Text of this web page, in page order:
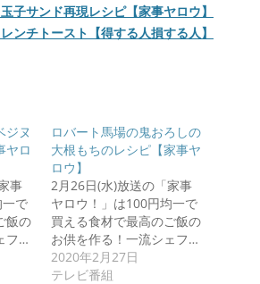
子サンド再現レシピ【家事ヤロウ】
ンチトースト【得する人損する人】
ジヌ
ヤロ
事
で
飯の
フ…
ロバート馬場の鬼おろしの
大根もちのレシピ【家事ヤ
ロウ】
2月26日(水)放送の「家事
ヤロウ！」は100円均一で
買える食材で最高のご飯の
お供を作る！一流シェフ…
2020年2月27日
テレビ番組